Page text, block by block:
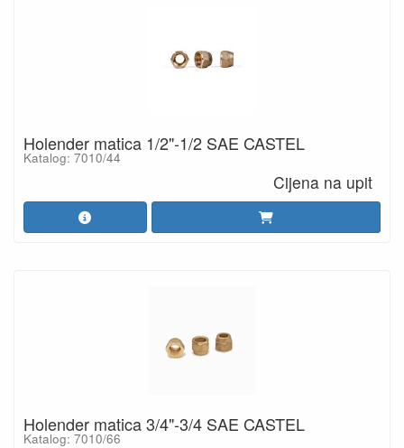
Holender matica 1/2"-1/2 SAE CASTEL
Katalog: 7010/44
Cijena na upit
Holender matica 3/4"-3/4 SAE CASTEL
Katalog: 7010/66